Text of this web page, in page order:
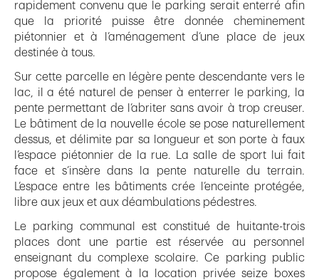
rapidement convenu que le parking serait enterré afin
que la priorité puisse être donnée cheminement
piétonnier et à l’aménagement d’une place de jeux
destinée à tous.
Sur cette parcelle en légère pente descendante vers le
lac, il a été naturel de penser à enterrer le parking, la
pente permettant de l’abriter sans avoir à trop creuser.
Le bâtiment de la nouvelle école se pose naturellement
dessus, et délimite par sa longueur et son porte à faux
l’espace piétonnier de la rue. La salle de sport lui fait
face et s’insère dans la pente naturelle du terrain.
L’espace entre les bâtiments crée l’enceinte protégée,
libre aux jeux et aux déambulations pédestres.
Le parking communal est constitué de huitante-trois
places dont une partie est réservée au personnel
enseignant du complexe scolaire. Ce parking public
propose également à la location privée seize boxes